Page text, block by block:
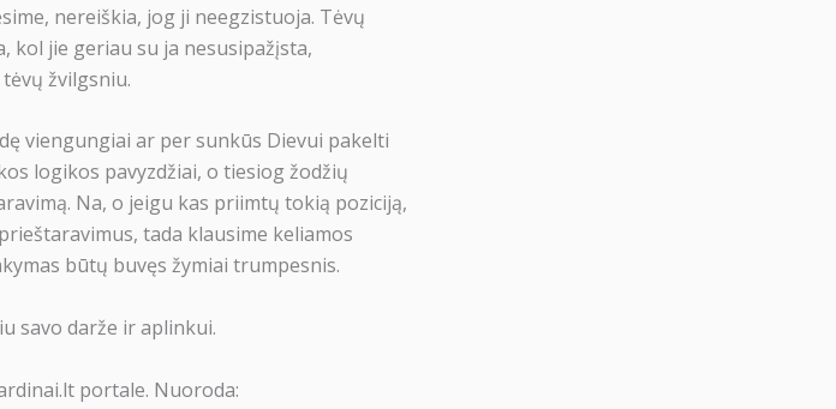
nereiškia, jog ji neegzistuoja. Tėvų
kol jie geriau su ja nesusipažįsta,
žvilgsniu.
viengungiai ar per sunkūs Dievui pakelti
logikos pavyzdžiai, o tiesiog žodžių
Na, o jeigu kas priimtų tokią poziciją,
tada klausime keliamos
būtų buvęs žymiai trumpesnis.
savo darže ir aplinkui.
portale. Nuoroda: